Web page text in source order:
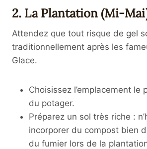
2. La Plantation (Mi-
Attendez que tout risque de gel
traditionnellement après les
Glace.
Choisissez l’emplacement le
du potager.
Préparez un sol très riche :
incorporer du compost bien
du fumier lors de la